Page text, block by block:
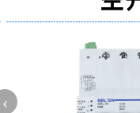
‹